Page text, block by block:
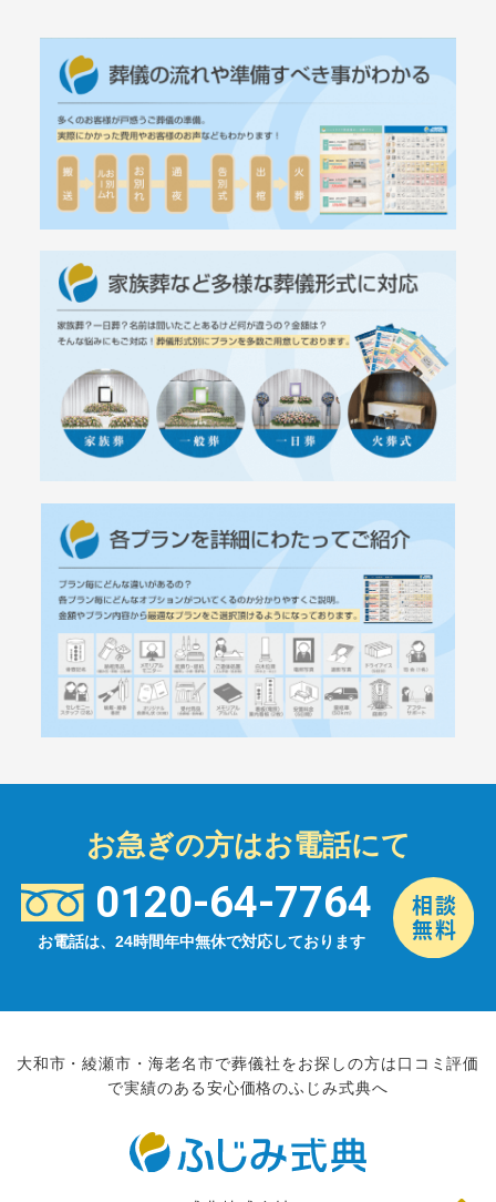
お急ぎの方はお電話にて
0120-64-7764
お電話は、24時間年中無休で対応しております
大和市・綾瀬市・海老名市で葬儀社をお探しの方は口コミ評価
で実績のある安心価格のふじみ式典へ